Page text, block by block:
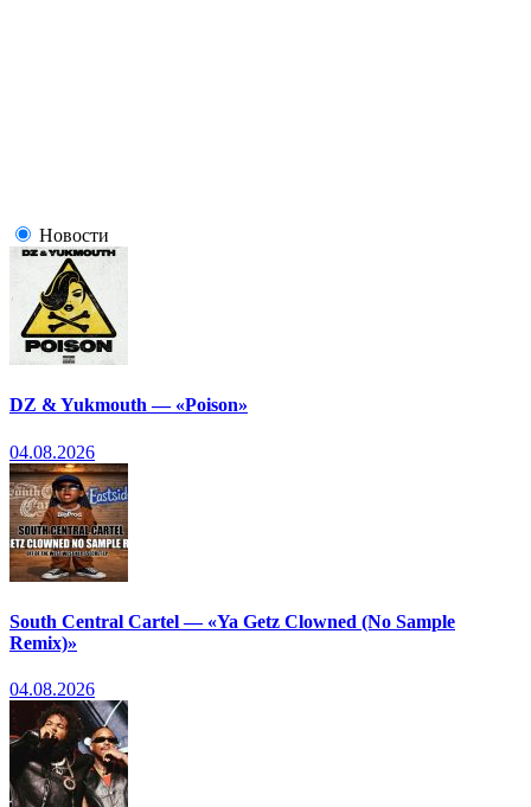
Новости
DZ & Yukmouth — «Poison»
04.08.2026
South Central Cartel — «Ya Getz Clowned (No Sample
Remix)»
04.08.2026